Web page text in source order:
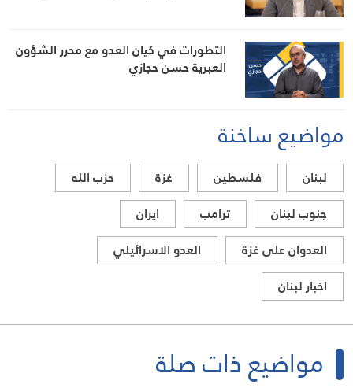
التطورات في كيان العدو مع محرر الشؤون
العبرية حسن حجازي
مواضيع ساخنة
لبنان فلسطين غزة
حزب الله
جنوب لبنان
ترامب
ايران
العدوان على غزة
العدو الاسرائيلي
اخبار لبنان
مواضيع ذات صلة